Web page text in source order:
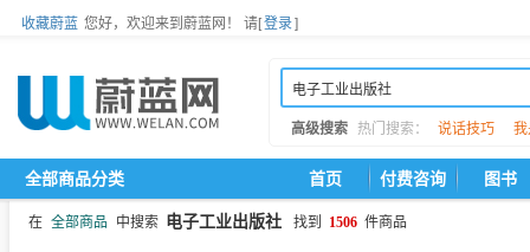
收藏蔚蓝 您好，欢迎来到蔚蓝网！ 请[登录]
高级搜索 热门搜索： 说话技巧
全部商品分类 首页 付费咨询 图书
在 全部商品 中搜索 电子工业出版社 找到 1506 件商品